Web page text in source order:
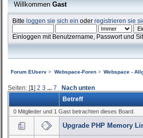
Willkommen Gast
Bitteloggen sie sich ein oderregistrieren sie
Einloggen mit Benutzername, Passwort und
Forum EUserv > Webspace-Foren> Webspace -
Seiten: [1] 2 3 ... 7
Nach unten
Betreff
0 Mitglieder und 1 Gast betrachten dieses Board.
Upgrade PHP Memory